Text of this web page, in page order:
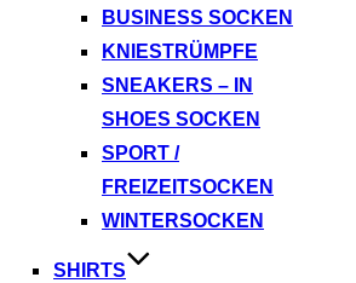
BUSINESS SOCKEN
KNIESTRÜMPFE
SNEAKERS – IN
SHOES SOCKEN
SPORT /
FREIZEITSOCKEN
WINTERSOCKEN
SHIRTS